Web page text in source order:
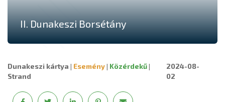
II. Dunakeszi Borsétány
Dunakeszi kártya | Esemény| Közérdekű|
Strand
2024-08-
02